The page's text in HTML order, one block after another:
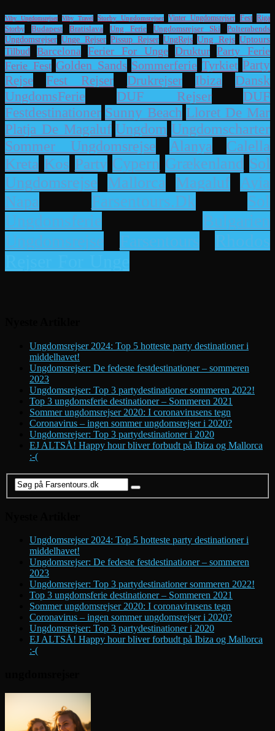
Viby Ungdomsrejser Viby Travel Storby Ungdomsrejser Vinter Ungdomsrejser Fest Riga
Storby
Budapest Bratislava Ung Ferie Ungdomsrejser Ski
Polterabends
Ungdomsrejser Unge Rejser Pissup Rejser UngRejs Ung Rejs Uptours
Tilbud Barcelona Ferier For Unge Druktur Party Ferie
Ferie Fest Golden Sands Sommerferie Tyrkiet Party
Rejse
Fest Rejser Drukrejser Ibiza
Dansk
UngdomsFerie
DUF Rejser
DUF
Festdestinationer Sunny Beach Lloret De Mar
Platja De Magaluf Ungdom Ungdomscharter
Sommer Ungdomsrejse
Alanya
Calella
Kreta Kos Party Cypern Grækenland Sol
Ungdomsrejse
Mallorca Magaluf Ayia
Napa
Farsentours.dk
Sol
Ungdomsferie
Bulgarien
Ungdomsrejse
Farsentours Rhodos
Ungdomsrejser 2024: Top 5 hotteste party destinationer i
middelhavet!
Ungdomsrejser: De fedeste festdestinationer – sommeren
2023
Ungdomsrejser: Top 3 partydestinationer sommeren 2022!
Top 3 ungdomsferie destinationer – Sommeren 2021
Sommer ungdomsrejser 2020: I coronavirusens tegn
Coronavirus – ingen sommer ungdomsrejser i 2020?
Ungdomsrejser: Top 3 partydestinationer i 2020
EJ ALTSÅ! Happy hour bliver forbudt på Ibiza og Mallorca
:-(
Ungdomsrejser 2024: Top 5 hotteste party destinationer i
middelhavet!
Ungdomsrejser: De fedeste festdestinationer – sommeren
2023
Ungdomsrejser: Top 3 partydestinationer sommeren 2022!
Top 3 ungdomsferie destinationer – Sommeren 2021
Sommer ungdomsrejser 2020: I coronavirusens tegn
Coronavirus – ingen sommer ungdomsrejser i 2020?
Ungdomsrejser: Top 3 partydestinationer i 2020
EJ ALTSÅ! Happy hour bliver forbudt på Ibiza og Mallorca
:-(